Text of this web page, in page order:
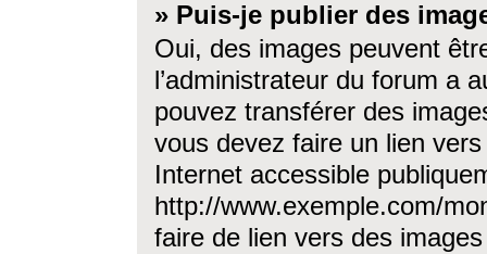
» Puis-je publier des
Oui, des images peuvent
l’administrateur du forum a
pouvez transférer des
vous devez faire un lien
Internet accessible
http://www.exemple.com/
faire de lien vers des